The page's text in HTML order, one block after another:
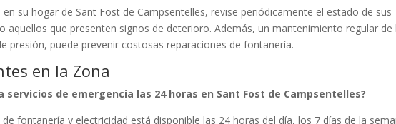
su hogar de Sant Fost de Campsentelles, revise periódicamente el estado de sus
aquellos que presenten signos de deterioro. Además, un mantenimiento regular de
presión, puede prevenir costosas reparaciones de fontanería.
en la Zona
servicios de emergencia las 24 horas en Sant Fost de Campsentelles?
fontanería y electricidad está disponible las 24 horas del día, los 7 días de la